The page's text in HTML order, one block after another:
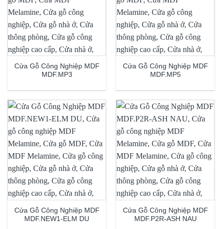
Cửa Gỗ Công Nghiệp MDF
MDF.MP3
Cửa Gỗ Công Nghiệp MDF
MDF.MP5
Cửa Gỗ Công Nghiệp MDF
MDF.NEW1-ELM DU
Cửa Gỗ Công Nghiệp MDF
MDF.P2R-ASH NAU